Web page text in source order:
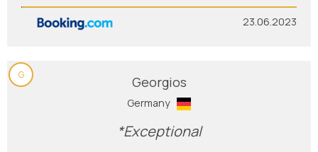
23.06.2023
G Georgios
Germany
*Exceptional